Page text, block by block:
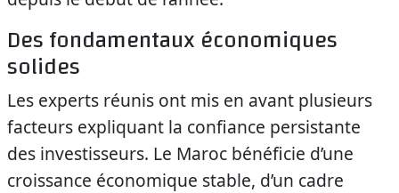
Des fondamentaux économiques
solides
Les experts réunis ont mis en avant plusieurs
facteurs expliquant la confiance persistante
des investisseurs. Le Maroc bénéficie d’une
croissance économique stable, d’un cadre